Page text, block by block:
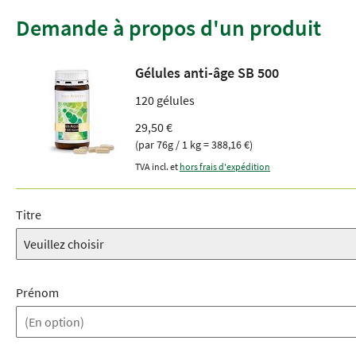
Demande à propos d'un produit
Gélules anti-âge SB 500
120 gélules
29,50 €
(par 76g / 1 kg = 388,16 €)
TVA incl. et hors frais d'expédition
Titre
Prénom